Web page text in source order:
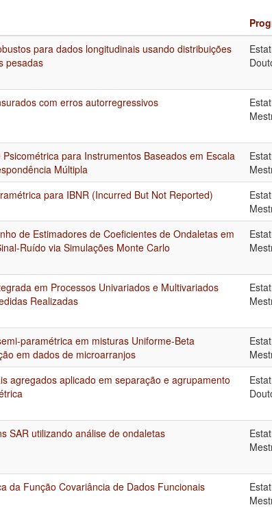
para dados longitudinais usando distribuições
pesadas
com erros autorregressivos
para Instrumentos Baseados em Escala
Múltipla
para IBNR (Incurred But Not Reported)
de Estimadores de Coeficientes de Ondaletas em
Ruído via Simulações Monte Carlo
em Processos Univariados e Multivariados
Realizadas
paramétrica em misturas Uniforme-Beta
em dados de microarranjos
agregados aplicado em separação e agrupamento
SAR utilizando análise de ondaletas
da Função Covariância de Dados Funcionais